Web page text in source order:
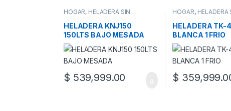
HOGAR, HELADERA SIN
HELADERA KNJ150
150LTS BAJO MESADA
$ 539,999.00
HOGAR, HELADERA
HELADERA TK-
BLANCA 1 FRIO
$